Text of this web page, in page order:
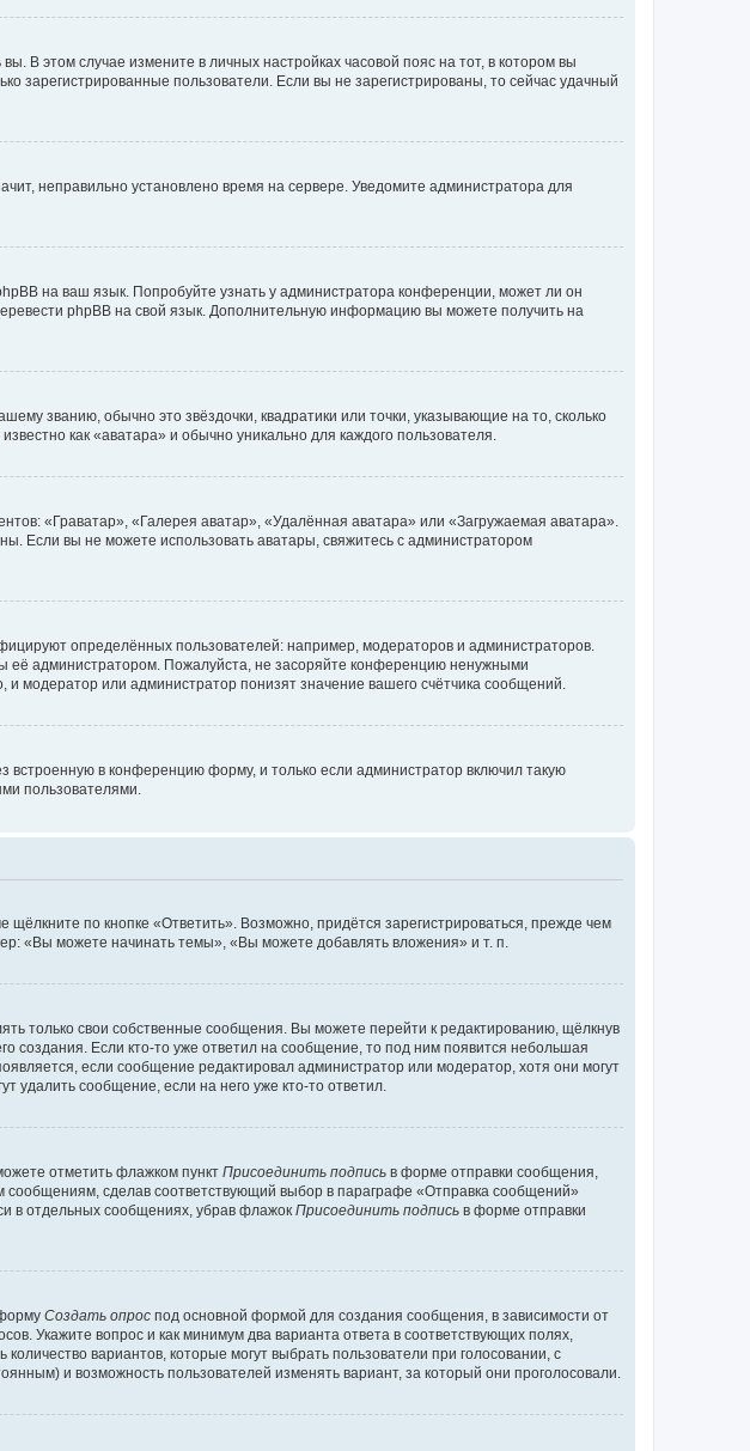
В этом случае измените в личных настройках часовой пояс на тот, в котором вы
зарегистрированные пользователи. Если вы не зарегистрированы, то сейчас удачный
неправильно установлено время на сервере. Уведомите администратора для
на ваш язык. Попробуйте узнать у администратора конференции, может ли он
phpBB на свой язык. Дополнительную информацию вы можете получить на
званию, обычно это звёздочки, квадратики или точки, указывающие на то, сколько
как «аватара» и обычно уникально для каждого пользователя.
«Граватар», «Галерея аватар», «Удалённая аватара» или «Загружаемая аватара».
Если вы не можете использовать аватары, свяжитесь с администратором
определённых пользователей: например, модераторов и администраторов.
её администратором. Пожалуйста, не засоряйте конференцию ненужными
модератор или администратор понизят значение вашего счётчика сообщений.
встроенную в конференцию форму, и только если администратор включил такую
пользователями.
по кнопке «Ответить». Возможно, придётся зарегистрироваться, прежде чем
«Вы можете начинать темы», «Вы можете добавлять вложения» и т. п.
только свои собственные сообщения. Вы можете перейти к редактированию, щёлкнув
создания. Если кто-то уже ответил на сообщение, то под ним появится небольшая
если сообщение редактировал администратор или модератор, хотя они могут
удалить сообщение, если на него уже кто-то ответил.
отметить флажком пункт Присоединить подпись в форме отправки сообщения,
сделав соответствующий выбор в параграфе «Отправка сообщений»
в отдельных сообщениях, убрав флажок Присоединить подпись в форме отправки
Создать опрос под основной формой для создания сообщения, в зависимости от
Укажите вопрос и как минимум два варианта ответа в соответствующих полях,
вариантов, которые могут выбрать пользователи при голосовании, с
и возможность пользователей изменять вариант, за который они проголосовали.